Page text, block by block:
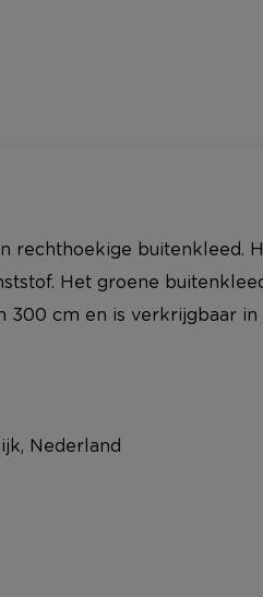
rechthoekige buitenkleed.
Het groene
300 cm en is verkrijgbaar
Nederland